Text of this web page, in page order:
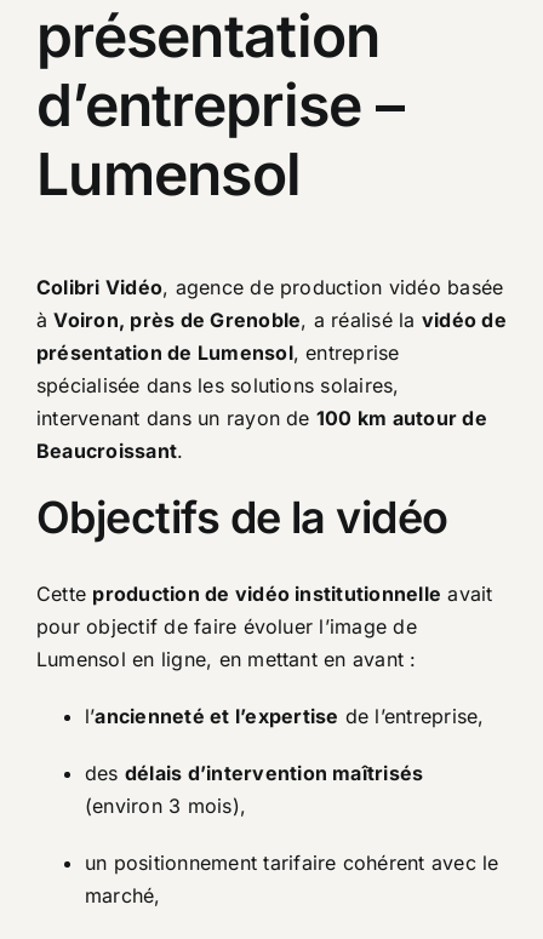
présentation
d’entreprise –
Lumensol
Colibri Vidéo, agence de production vidéo basée
àVoiron, près de Grenoble, a réalisé la vidéo de
présentation de Lumensol, entreprise
spécialisée dans les solutions solaires,
intervenant dans un rayon de 100 km autour de
Beaucroissant.
Objectifs de la vidéo
Cette production de vidéo institutionnelle avait
pour objectif de faire évoluer l’image de
Lumensol en ligne, en mettant en avant :
l’ancienneté et l’expertise de l’entreprise,
des délais d’intervention maîtrisés
(environ 3 mois),
un positionnement tarifaire cohérent avec le
marché,